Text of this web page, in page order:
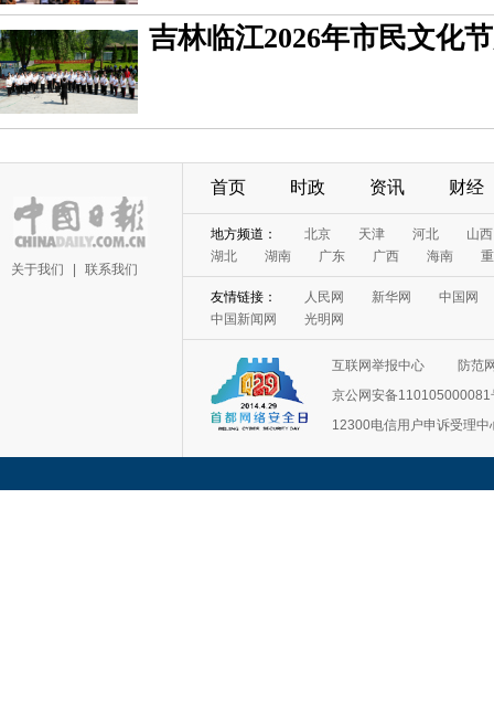
吉林临江2026年市民文化
关于我们 联系我们
首页 时政 资讯 财经
地方频道： 北京 天津 河北
山西
湖北
湖南 广东 广西 海南
友情链接： 人民网 新华网
中国网
中国新闻网
光明网
互联网举报中心
防范
京公网安备110105000081
12300电信用户申诉受理中